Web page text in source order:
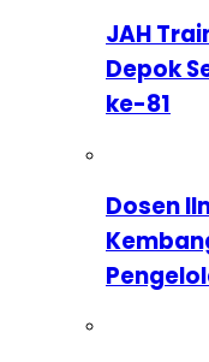
JAH
Depok
ke-81
Dosen